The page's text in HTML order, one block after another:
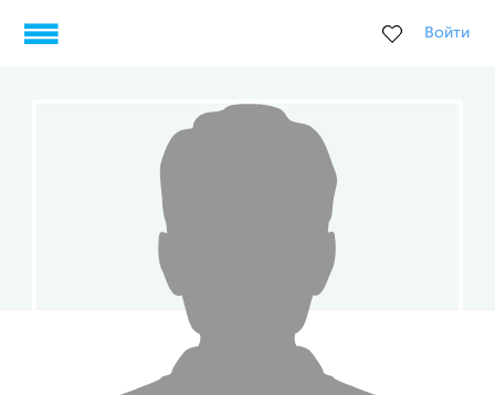
Войти